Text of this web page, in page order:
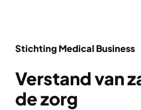
Stichting Medical Business
Verstand van
de zorg